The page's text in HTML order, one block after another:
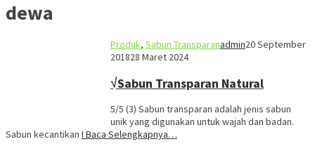
dewa
Produk, Sabun Transparanadmin20 September
201828 Maret 2024
√Sabun Transparan Natural
5/5 (3) Sabun transparan adalah jenis sabun
unik yang digunakan untuk wajah dan badan.
Sabun kecantikan I Baca Selengkapnya…